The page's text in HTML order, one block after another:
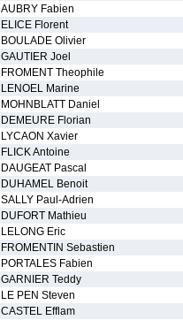
AUBRY Fabien
ELICE Florent
BOULADE Olivier
GAUTIER Joel
FROMENT Theophile
LENOEL Marine
MOHNBLATT Daniel
DEMEURE Florian
LYCAON Xavier
FLICK Antoine
DAUGEAT Pascal
DUHAMEL Benoit
SALLY Paul-Adrien
DUFORT Mathieu
LELONG Eric
FROMENTIN Sebastien
PORTALES Fabien
GARNIER Teddy
LE PEN Steven
CASTEL Efflam